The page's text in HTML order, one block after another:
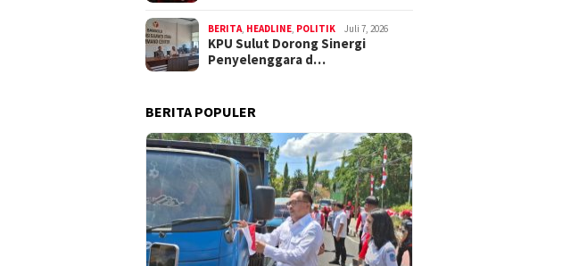
BERITA HEADLINE POLITIK Juli 7, 2026
KPU Sulut Dorong Sinergi
Penyelenggara d…
BERITA POPULER